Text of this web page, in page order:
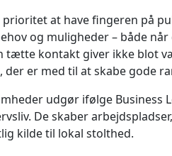
at have fingeren på
og muligheder – både
tætte kontakt giver ikke blot
der er med til at skabe gode
udgør ifølge Business
De skaber
kilde til lokal stolthed.